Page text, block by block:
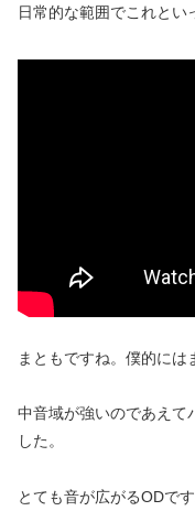
日常的な範囲でこれとい
まともですね。僕的には
中音域が強いのであえて
した。
とても音が広がるODです